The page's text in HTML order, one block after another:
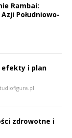
Rambai:
Południowo-
efekty i plan
zdrowotne i